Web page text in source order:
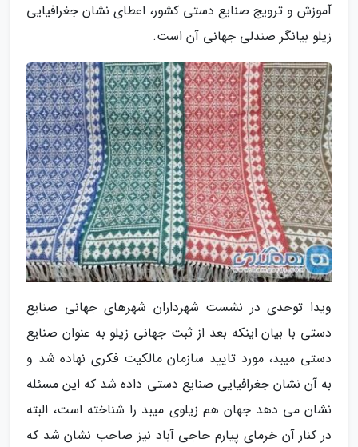
آموزش و ترویج صنایع دستی کشور، اعطای نشان جغرافیایی
زیلو بیانگر صندلی جهانی آن است.
ویدا توحدی در نشست شهرداران شهرهای جهانی صنایع
دستی با بیان اینکه بعد از ثبت جهانی زیلو به عنوان صنایع
دستی میبد، مورد تایید سازمان مالکیت فکری نهاده شد و
به آن نشان جغرافیایی صنایع دستی داده شد که این مسئله
نشان می دهد جهان هم زیلوی میبد را شناخته است، البته
در کنار آن خرمای پیارم حاجی آباد نیز صاحب نشان شد که